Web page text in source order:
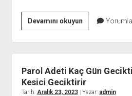
Devamını okuyunVodafone
Kolay
Paket
Yükle
Vodafone
Faturasız
Paket
Parol Adeti Kaç Gün
Kesici Geciktirir
Tarih: Aralık 23, 2023| Yazar: admin